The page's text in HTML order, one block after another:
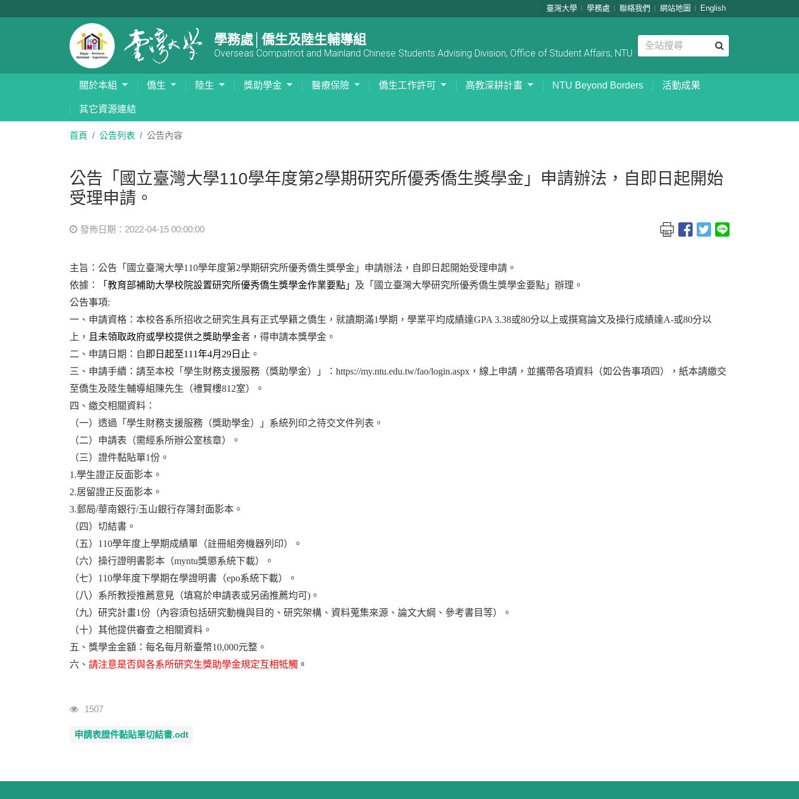
::: 臺灣大學 學務處 聯絡我們 網站地圖 English
學務處│僑生及陸生輔導組
Overseas Compatriot and Mainland Chinese Students Advising Division, Office of Student Affairs, NTU
關於本組 僑生 陸生 獎助學金 醫療保險 僑生工作許可 高教深耕計畫 NTU Beyond Borders 活動成果
其它資源連結
首頁 公告列表 公告內容
公告「國立臺灣大學110學年度第2學期研究所優秀僑生獎學金」申請辦法，自即日起開始
受理申請。
發佈日期：2022-04-15 00:00:00
主旨：公告「國立臺灣大學110學年度第2學期研究所優秀僑生獎學金」申請辦法，自即日起開始受理申請。
依據：
「教育部補助大學校院設置研究所優秀僑生獎學金作業要點」
及「國立臺灣大學研究所優秀僑生獎學金要點」辦理。
公告事項:
一、申請資格：本校各系所招收之研究生具有正式學籍之僑生，就讀期滿1學期，學業平均成績達GPA 3.38或80分以上或撰寫論文及操行成績達A-或80分以
上， 且未領取政府或學校提供之獎助學金者，得申請本獎學金。
二、申請日期：自 即日起至111年4月29日止 。
三、申請手續：請至本校「學生財務支援服務（獎助學金）」：https://my.ntu.edu.tw/fao/login.aspx，線上申請，並攜帶各項資料（如公告事項四），紙本請繳交
至僑生及陸生輔導組陳先生（禮賢樓812室）。
四、繳交相關資料：
（一）透過「學生財務支援服務（獎助學金）」系統列印之待交文件列表。
（二）申請表（需經系所辦公室核章）。
（三）證件黏貼單1份。
1.學生證正反面影本。
2.居留證正反面影本。
3.郵局/華南銀行/玉山銀行存簿封面影本。
（四）切結書。
（五）110學年度上學期成績單（註冊組旁機器列印）。
（六）操行證明書影本（myntu獎懲系統下載）。
（七）110學年度下學期在學證明書（epo系統下載）。
（八）系所教授推薦意見（填寫於申請表或另函推薦均可)。
（九）研究計畫1份（內容須包括研究動機與目的、研究架構、資料蒐集來源、論文大綱、參考書目等）。
（十）其他提供審查之相關資料。
五、獎學金金額：每名每月新臺幣10,000元整。
六、 請注意是否與各系所研究生獎助學金規定互相牴觸 。
瀏覽人次
1507
申請表證件黏貼單切結書.odt